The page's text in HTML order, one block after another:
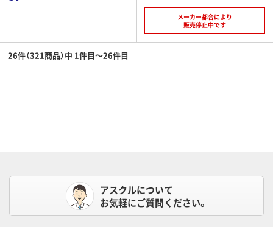
メーカー都合により
販売停止中です
26件（321商品）中 1件目～26件目
アスクルについて
お気軽にご質問ください。